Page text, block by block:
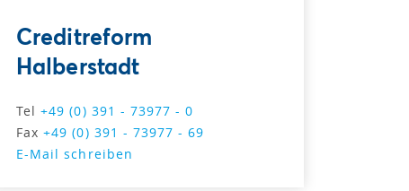
Creditreform
Halberstadt
Tel+49 (0) 391 - 73977 - 0
Fax+49 (0) 391 - 73977 - 69
E-Mail schreiben